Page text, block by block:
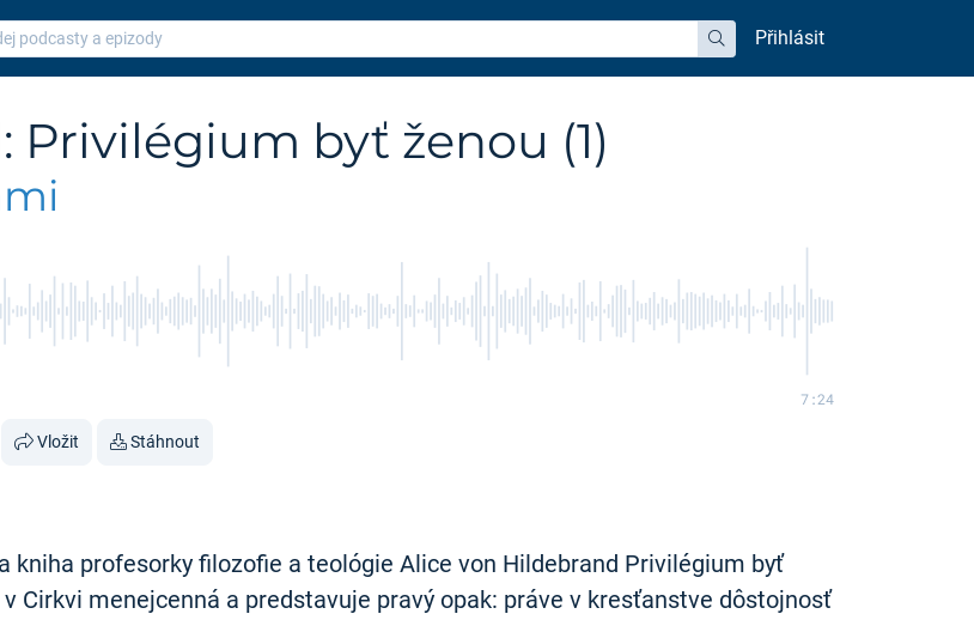
hledat
Přihlásit
byť ženou (1)
7:24
Vložit Stáhnout
kniha profesorky filozofie a teológie Alice von Hildebrand Privilégium byť
Cirkvi menejcenná a predstavuje pravý opak: práve v kresťanstve dôstojnosť